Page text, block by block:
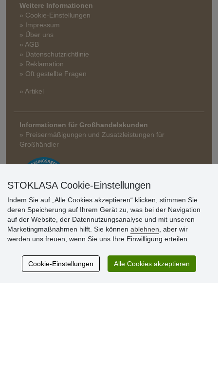
Weitere Informationen
» Cookie-Einstellungen
» Impressum
» Über uns
» AGB
» Datenschutzrichtlinie
» Reklamation
» Oft gestellte Fragen
» Artikel
Informationen für Großhandelskunden
» Preisermäßigungen und Zusatzleistungen für
Großhändler
Kundenbewertung
Sehr schöne Ware zu günstigen Preisen. Sehr
netter Kontakt.
STOKLASA Cookie-Einstellungen
Indem Sie auf „Alle Cookies akzeptieren“ klicken, stimmen Sie
deren Speicherung auf Ihrem Gerät zu, was bei der Navigation
auf der Website, der Datennutzungsanalyse und mit unseren
Marketingmaßnahmen hilft. Sie können ablehnen , aber wir
werden uns freuen, wenn Sie uns Ihre Einwilligung erteilen.
Cookie-Einstellungen Alle Cookies akzeptieren